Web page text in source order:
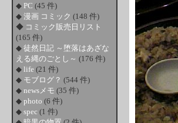
◆ PC (45 件)
◆ 漫画 コミック (148 件)
◆ コミック販売日リスト
(165 件)
◆ 徒然日記 ～堕落はあざな
える縄のごとし～ (176 件)
◆ life (21 件)
◆ モブログ？ (544 件)
◆ newsメモ (35 件)
◆ photo (6 件)
◆ spec (1 件)